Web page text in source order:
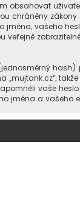
obsahovat
chráněny
jména, vašeho
veřejně
hash)
„mujtank.cz“,
vaše
jména a vašeho